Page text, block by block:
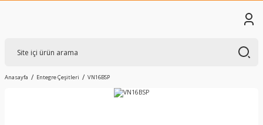
Anasayfa Entegre Çeşitleri VN16BSP